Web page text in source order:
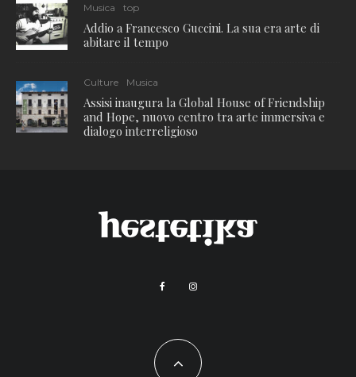
Musica top
Addio a Francesco Guccini. La sua era arte di
abitare il tempo
Culture Musica
Assisi inaugura la Global House of Friendship
and Hope, nuovo centro tra arte immersiva e
dialogo interreligioso